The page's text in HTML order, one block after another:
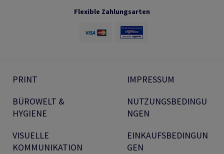
Flexible Zahlungsarten
PRINT
BÜROWELT &
HYGIENE
VISUELLE
KOMMUNIKATION
IMPRESSUM
NUTZUNGSBEDINGU
NGEN
EINKAUFSBEDINGUN
GEN